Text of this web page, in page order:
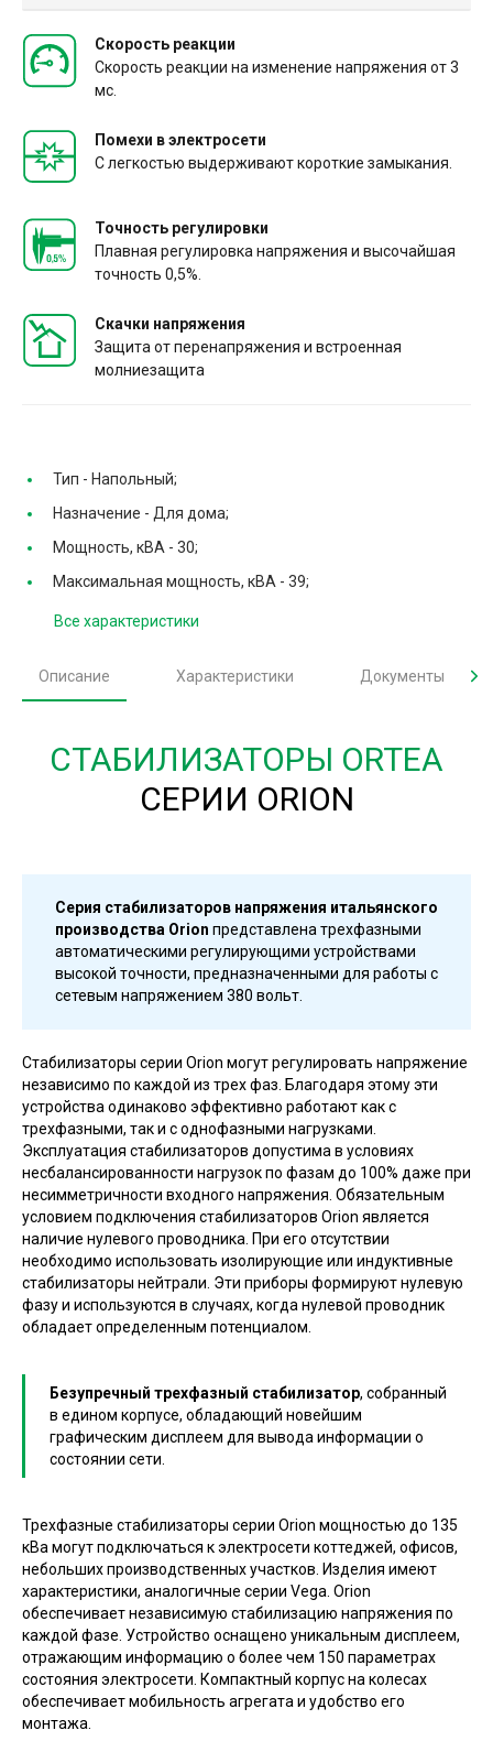
Скорость реакции
Скорость реакции на изменение напряжения от 3
мс.
Помехи в электросети
С легкостью выдерживают короткие замыкания.
Точность регулировки
Плавная регулировка напряжения и высочайшая
точность 0,5%.
Скачки напряжения
Защита от перенапряжения и встроенная
молниезащита
Тип - Напольный;
Назначение - Для дома;
Мощность, кВА - 30;
Максимальная мощность, кВА - 39;
Все характеристики
Описание Характеристики Документы
СТАБИЛИЗАТОРЫ ORTEA
СЕРИИ ORION
Серия стабилизаторов напряжения итальянского
производства Orion представлена трехфазными
автоматическими регулирующими устройствами
высокой точности, предназначенными для работы с
сетевым напряжением 380 вольт.
Стабилизаторы серии Orion могут регулировать напряжение
независимо по каждой из трех фаз. Благодаря этому эти
устройства одинаково эффективно работают как с
трехфазными, так и с однофазными нагрузками.
Эксплуатация стабилизаторов допустима в условиях
несбалансированности нагрузок по фазам до 100% даже при
несимметричности входного напряжения. Обязательным
условием подключения стабилизаторов Orion является
наличие нулевого проводника. При его отсутствии
необходимо использовать изолирующие или индуктивные
стабилизаторы нейтрали. Эти приборы формируют нулевую
фазу и используются в случаях, когда нулевой проводник
обладает определенным потенциалом.
Безупречный трехфазный стабилизатор, собранный
в едином корпусе, обладающий новейшим
графическим дисплеем для вывода информации о
состоянии сети.
Трехфазные стабилизаторы серии Orion мощностью до 135
кВа могут подключаться к электросети коттеджей, офисов,
небольших производственных участков. Изделия имеют
характеристики, аналогичные серии Vega. Orion
обеспечивает независимую стабилизацию напряжения по
каждой фазе. Устройство оснащено уникальным дисплеем,
отражающим информацию о более чем 150 параметрах
состояния электросети. Компактный корпус на колесах
обеспечивает мобильность агрегата и удобство его
монтажа.